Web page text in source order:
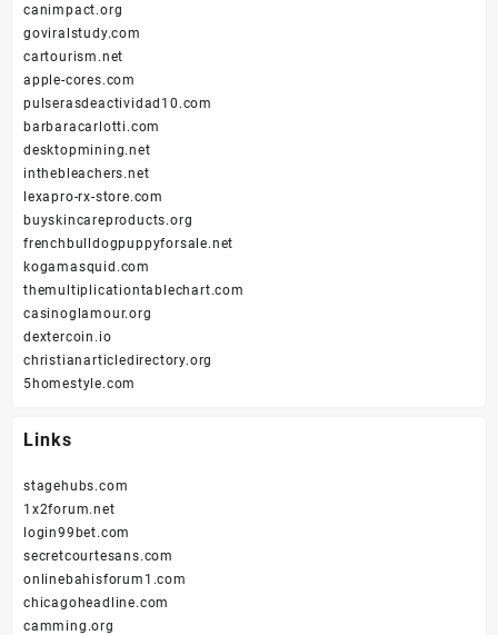
canimpact.org
goviralstudy.com
cartourism.net
apple-cores.com
pulserasdeactividad10.com
barbaracarlotti.com
desktopmining.net
inthebleachers.net
lexapro-rx-store.com
buyskincareproducts.org
frenchbulldogpuppyforsale.net
kogamasquid.com
themultiplicationtablechart.com
casinoglamour.org
dextercoin.io
christianarticledirectory.org
5homestyle.com
Links
stagehubs.com
1x2forum.net
login99bet.com
secretcourtesans.com
onlinebahisforum1.com
chicagoheadline.com
camming.org